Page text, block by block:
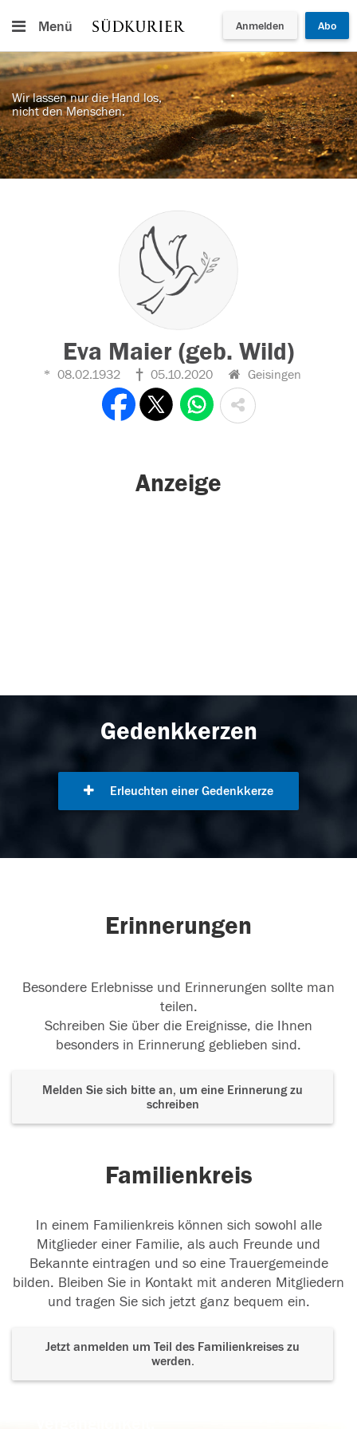
Menü Anmelden Abo
Wir lassen nur die Hand los,
nicht den Menschen.
Eva Maier (geb. Wild)
08.02.1932 05.10.2020 Geisingen
Anzeige
Gedenkkerzen
Erleuchten einer Gedenkkerze
Erinnerungen
Besondere Erlebnisse und Erinnerungen sollte man
teilen.
Schreiben Sie über die Ereignisse, die Ihnen
besonders in Erinnerung geblieben sind.
Melden Sie sich bitte an, um eine Erinnerung zu
schreiben
Familienkreis
In einem Familienkreis können sich sowohl alle
Mitglieder einer Familie, als auch Freunde und
Bekannte eintragen und so eine Trauergemeinde
bilden. Bleiben Sie in Kontakt mit anderen Mitgliedern
und tragen Sie sich jetzt ganz bequem ein.
Jetzt anmelden um Teil des Familienkreises zu
werden.